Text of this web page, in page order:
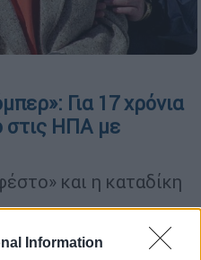
Information
Για 17 χρόνια
στις ΗΠΑ με
και η καταδίκη